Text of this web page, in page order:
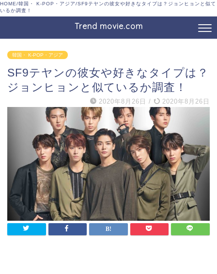
HOME/韓国・ K-POP・アジア/SF9テヤンの彼女や好きなタイプは？ジョンヒョンと似て
いるか調査！
Trend movie.com
韓国・ K-POP・アジア
SF9テヤンの彼女や好きなタイプは？
ジョンヒョンと似ているか調査！
2020年8月26日 / 2020年8月26日